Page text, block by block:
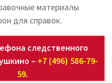
материалы
для справок.
следственного
– +7 (496) 586-79-
59.